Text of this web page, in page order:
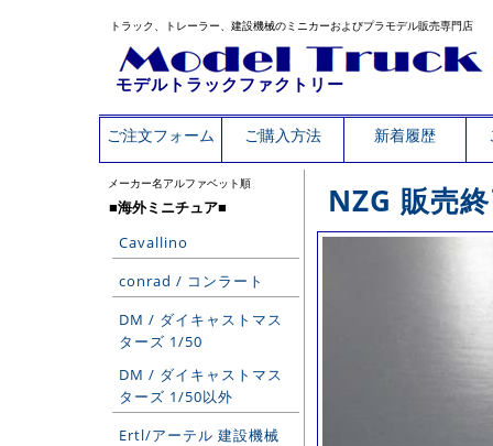
トラック、トレーラー、建設機械のミニカーおよびプラモデル販売専門店
モデルトラックファクトリー
ご注文フォーム ご購入方法 新着履歴
メーカー名アルファベット順
■海外ミニチュア■
Cavallino
conrad / コンラート
DM / ダイキャストマス
ターズ 1/50
DM / ダイキャストマス
ターズ 1/50以外
Ertl/アーテル 建設機械
NZG 販売